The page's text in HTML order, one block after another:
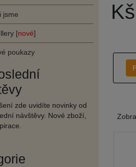
jsme
[nové]
poukazy
zde uvidíte novinky od
návštěvy. Nové zboží,